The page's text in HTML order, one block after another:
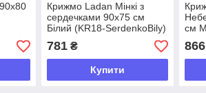
Крижмо Ladan Мінкі з
сердечками 90х75 см
Білий (KR18-SerdenkoBily)
781₴
Купити
см
866